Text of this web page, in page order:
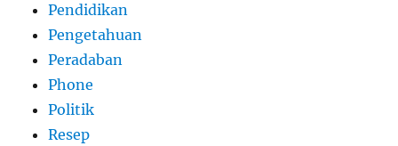
Pendidikan
Pengetahuan
Peradaban
Phone
Politik
Resep